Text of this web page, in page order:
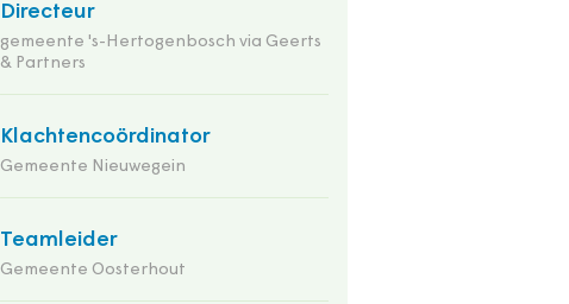
Directeur
gemeente 's-Hertogenbosch via Geerts
& Partners
Klachtencoördinator
Gemeente Nieuwegein
Teamleider
Gemeente Oosterhout